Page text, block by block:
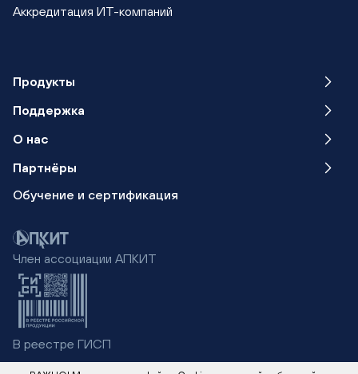
Аккредитация ИТ-компаний
Продукты
Поддержка
О нас
Партнёры
Обучение и сертификация
Член ассоциации АПКИТ
В реестре ГИСП